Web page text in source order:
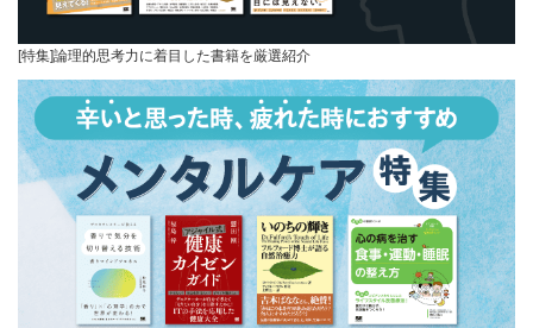
[特集]論理的思考力に着目した書籍を厳選紹介